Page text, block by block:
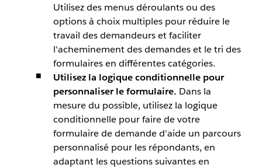
Utilisez des menus déroulants ou des
options à choix multiples pour réduire le
travail des demandeurs et faciliter
l'acheminement des demandes et le tri des
formulaires en différentes catégories.
Utilisez la logique conditionnelle pour
personnaliser le formulaire. Dans la
mesure du possible, utilisez la logique
conditionnelle pour faire de votre
formulaire de demande d'aide un parcours
personnalisé pour les répondants, en
adaptant les questions suivantes en